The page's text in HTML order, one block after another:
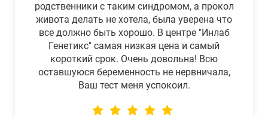
родственники с таким синдромом, а прокол
живота делать не хотела, была уверена что
все должно быть хорошо. В центре "Инлаб
Генетикс" самая низкая цена и самый
короткий срок. Очень довольна! Всю
оставшуюся беременность не нервничала,
Ваш тест меня успокоил.